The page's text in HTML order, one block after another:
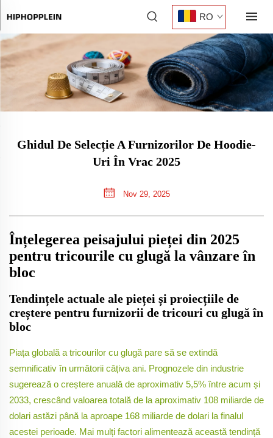
RO
Ghidul De Selecție A Furnizorilor De Hoodie-
Uri În Vrac 2025
Nov 29, 2025
Înțelegerea peisajului pieței din 2025
pentru tricourile cu glugă la vânzare în
bloc
Tendințele actuale ale pieței și proiecțiile de
creștere pentru furnizorii de tricouri cu glugă în
bloc
Piața globală a tricourilor cu glugă pare să se extindă
semnificativ în următorii câțiva ani. Prognozele din industrie
sugerează o creștere anuală de aproximativ 5,5% între acum și
2033, crescând valoarea totală de la aproximativ 108 miliarde de
dolari astăzi până la aproape 168 miliarde de dolari la finalul
acestei perioade. Mai mulți factori alimentează această tendință